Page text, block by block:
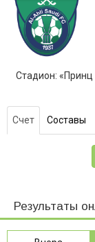
Стадион:
Счет Составы
Результаты